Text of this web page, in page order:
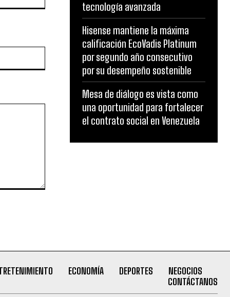
tecnología avanzada
Hisense mantiene la máxima
calificación EcoVadis Platinum
por segundo año consecutivo
por su desempeño sostenible
Mesa de diálogo es vista como
una oportunidad para fortalecer
el contrato social en Venezuela
ECONOMÍA DEPORTES
NEGOCIOS
CONTÁCTANOS